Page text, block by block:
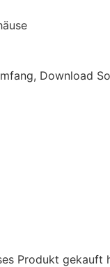
Download
Produkt gekauft